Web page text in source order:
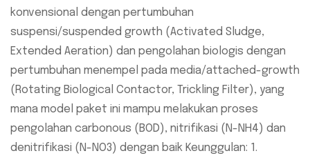
konvensional dengan pertumbuhan
suspensi/suspended growth (Activated Sludge,
Extended Aeration) dan pengolahan biologis dengan
pertumbuhan menempel pada media/attached-growth
(Rotating Biological Contactor, Trickling Filter), yang
mana model paket ini mampu melakukan proses
pengolahan carbonous (BOD), nitrifikasi (N-NH4) dan
denitrifikasi (N-NO3) dengan baik Keunggulan: 1.